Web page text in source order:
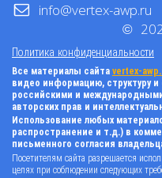
info@vertex-awp.ru
Политика конфиденциальности
©
Все материалы сайта vertex-
видео информацию, структуру
российскими и
авторских прав и
Использование любых
распространение и т.д.) в
письменного согласия
Посетителям сайта разрешается
целях при соблюдении следующих